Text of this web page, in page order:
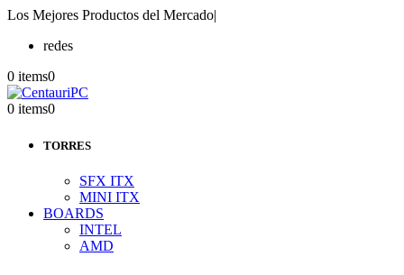
Los Mejores Productos del Mercado|
redes
0 items0
0 items0
TORRES
SFX ITX
MINI ITX
BOARDS
INTEL
AMD